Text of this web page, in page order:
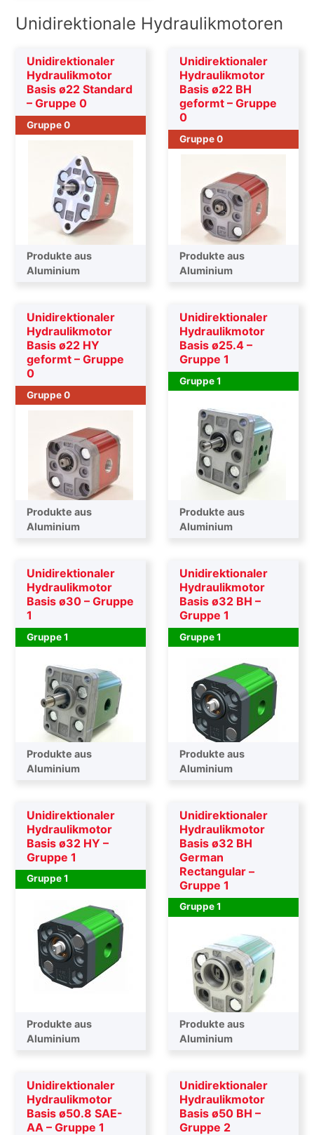
Unidirektionale Hydraulikmotoren
Unidirektionaler
Hydraulikmotor
Basis ø22 Standard
– Gruppe 0
Gruppe 0
Produkte aus
Aluminium
Unidirektionaler
Hydraulikmotor
Basis ø22 BH
geformt – Gruppe
0
Gruppe 0
Produkte aus
Aluminium
Unidirektionaler
Hydraulikmotor
Basis ø22 HY
geformt – Gruppe
0
Gruppe 0
Produkte aus
Aluminium
Unidirektionaler
Hydraulikmotor
Basis ø25.4 –
Gruppe 1
Gruppe 1
Produkte aus
Aluminium
Unidirektionaler
Hydraulikmotor
Basis ø30 – Gruppe
1
Gruppe 1
Produkte aus
Aluminium
Unidirektionaler
Hydraulikmotor
Basis ø32 BH –
Gruppe 1
Gruppe 1
Produkte aus
Aluminium
Unidirektionaler
Hydraulikmotor
Basis ø32 HY –
Gruppe 1
Gruppe 1
Produkte aus
Aluminium
Unidirektionaler
Hydraulikmotor
Basis ø32 BH
German
Rectangular –
Gruppe 1
Gruppe 1
Produkte aus
Aluminium
Unidirektionaler
Hydraulikmotor
Basis ø50.8 SAE-
AA – Gruppe 1
Unidirektionaler
Hydraulikmotor
Basis ø50 BH –
Gruppe 2